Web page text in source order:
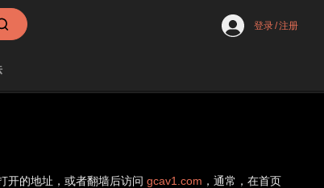
登录/注册
开的地址，或者翻墙后访问 gcav1.com ，通常，在首页